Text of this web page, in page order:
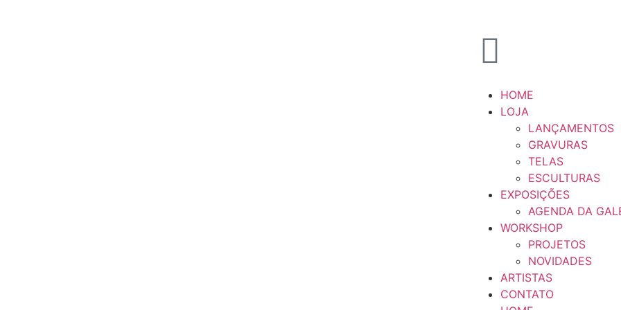
HOME
LOJA
LANÇAMENTOS
GRAVURAS
TELAS
ESCULTURAS
EXPOSIÇÕES
AGENDA DA
WORKSHOP
PROJETOS
NOVIDADES
ARTISTAS
CONTATO